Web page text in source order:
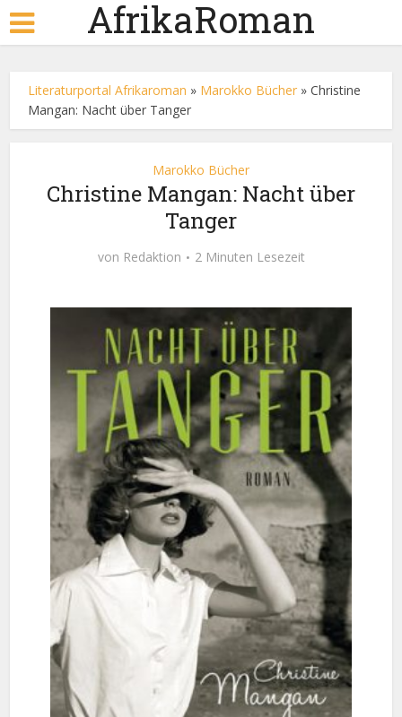
AfrikaRoman
Literaturportal Afrikaroman » Marokko Bücher »Christine
Mangan: Nacht über Tanger
Marokko Bücher
Christine Mangan: Nacht über
Tanger
von Redaktion 2 Minuten Lesezeit